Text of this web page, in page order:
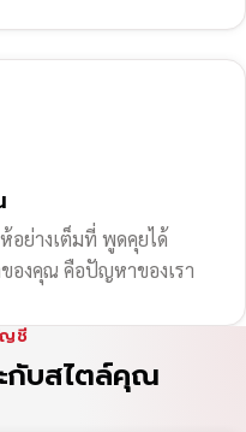
ย่างเต็มที่ พูดคุยได้
งคุณ คือปัญหาของเรา
ญชี
กับสไตล์คุณ